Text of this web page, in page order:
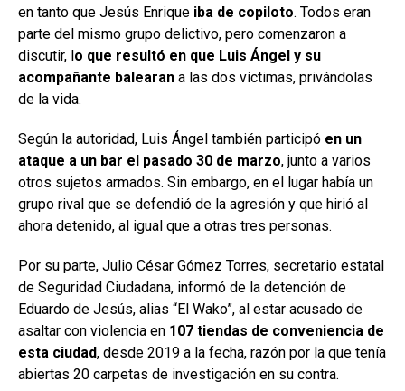
en tanto que Jesús Enrique iba de copiloto. Todos eran
parte del mismo grupo delictivo, pero comenzaron a
discutir, lo que resultó en que Luis Ángel y su
acompañante balearan a las dos víctimas, privándolas
de la vida.
Según la autoridad, Luis Ángel también participó en un
ataque a un bar el pasado 30 de marzo, junto a varios
otros sujetos armados. Sin embargo, en el lugar había un
grupo rival que se defendió de la agresión y que hirió al
ahora detenido, al igual que a otras tres personas.
Por su parte, Julio César Gómez Torres, secretario estatal
de Seguridad Ciudadana, informó de la detención de
Eduardo de Jesús, alias “El Wako”, al estar acusado de
asaltar con violencia en 107 tiendas de conveniencia de
esta ciudad, desde 2019 a la fecha, razón por la que tenía
abiertas 20 carpetas de investigación en su contra.